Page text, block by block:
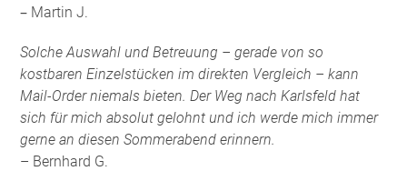
– Martin J.
Solche Auswahl und Betreuung – gerade von so
kostbaren Einzelstücken im direkten Vergleich – kann
Mail-Order niemals bieten. Der Weg nach Karlsfeld hat
sich für mich absolut gelohnt und ich werde mich immer
gerne an diesen Sommerabend erinnern.
– Bernhard G.